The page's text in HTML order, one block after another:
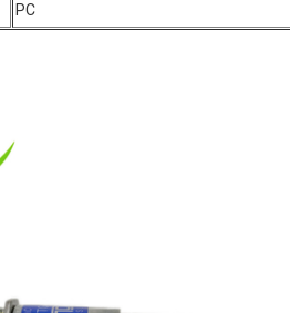
PC